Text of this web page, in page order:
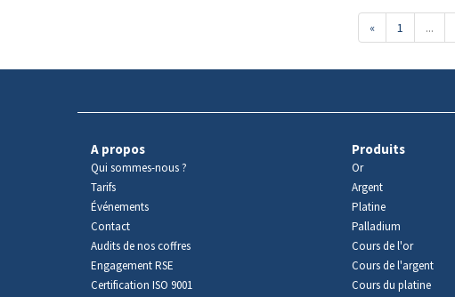
« 1 ...
A propos
Qui sommes-nous ?
Tarifs
Événements
Contact
Audits de nos coffres
Engagement RSE
Certification ISO 9001
Produits
Or
Argent
Platine
Palladium
Cours de l'or
Cours de l'argent
Cours du platine